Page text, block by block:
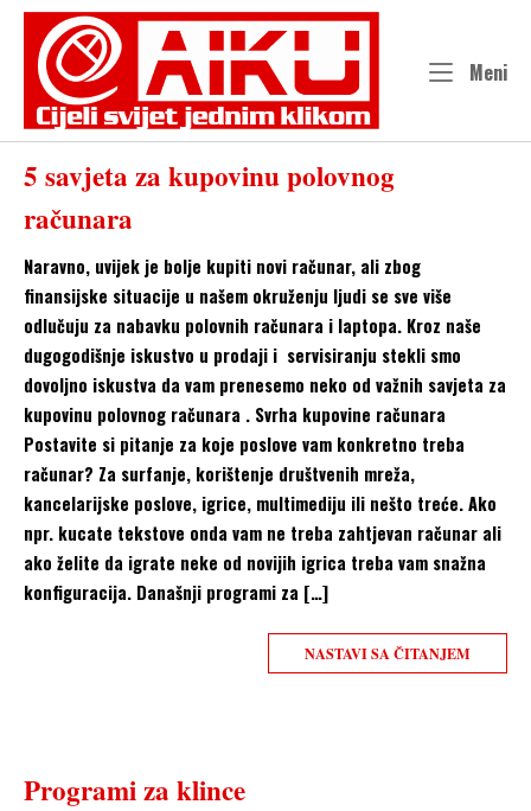
Skip
content
Meni
5 savjeta za kupovinu polovnog
računara
Naravno, uvijek je bolje kupiti novi računar, ali zbog
finansijske situacije u našem okruženju ljudi se sve više
odlučuju za nabavku polovnih računara i laptopa. Kroz naše
dugogodišnje iskustvo u prodaji i servisiranju stekli smo
dovoljno iskustva da vam prenesemo neko od važnih savjeta za
kupovinu polovnog računara . Svrha kupovine računara
Postavite si pitanje za koje poslove vam konkretno treba
računar? Za surfanje, korištenje društvenih mreža,
kancelarijske poslove, igrice, multimediju ili nešto treće. Ako
npr. kucate tekstove onda vam ne treba zahtjevan računar ali
ako želite da igrate neke od novijih igrica treba vam snažna
konfiguracija. Današnji programi za […]
NASTAVI SA ČITANJEM
Programi za klince